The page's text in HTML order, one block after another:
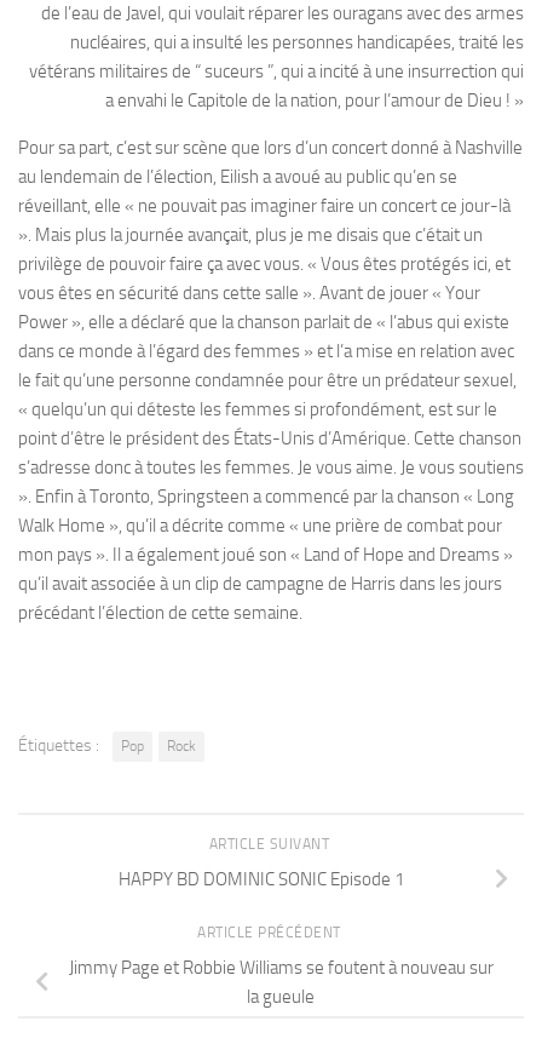
de l’eau de Javel, qui voulait réparer les ouragans avec des armes
nucléaires, qui a insulté les personnes handicapées, traité les
vétérans militaires de “ suceurs ”, qui a incité à une insurrection qui
a envahi le Capitole de la nation, pour l’amour de Dieu ! »
Pour sa part, c’est sur scène que lors d’un concert donné à Nashville
au lendemain de l’élection, Eilish a avoué au public qu’en se
réveillant, elle « ne pouvait pas imaginer faire un concert ce jour-là
». Mais plus la journée avançait, plus je me disais que c’était un
privilège de pouvoir faire ça avec vous. « Vous êtes protégés ici, et
vous êtes en sécurité dans cette salle ». Avant de jouer « Your
Power », elle a déclaré que la chanson parlait de « l’abus qui existe
dans ce monde à l’égard des femmes » et l’a mise en relation avec
le fait qu’une personne condamnée pour être un prédateur sexuel,
« quelqu’un qui déteste les femmes si profondément, est sur le
point d’être le président des États-Unis d’Amérique. Cette chanson
s’adresse donc à toutes les femmes. Je vous aime. Je vous soutiens
». Enfin à Toronto, Springsteen a commencé par la chanson « Long
Walk Home », qu’il a décrite comme « une prière de combat pour
mon pays ». Il a également joué son « Land of Hope and Dreams »
qu’il avait associée à un clip de campagne de Harris dans les jours
précédant l’élection de cette semaine.
Étiquettes : Pop Rock
ARTICLE SUIVANT
HAPPY BD DOMINIC SONIC Episode 1
ARTICLE PRÉCÉDENT
Jimmy Page et Robbie Williams se foutent à nouveau sur
la gueule